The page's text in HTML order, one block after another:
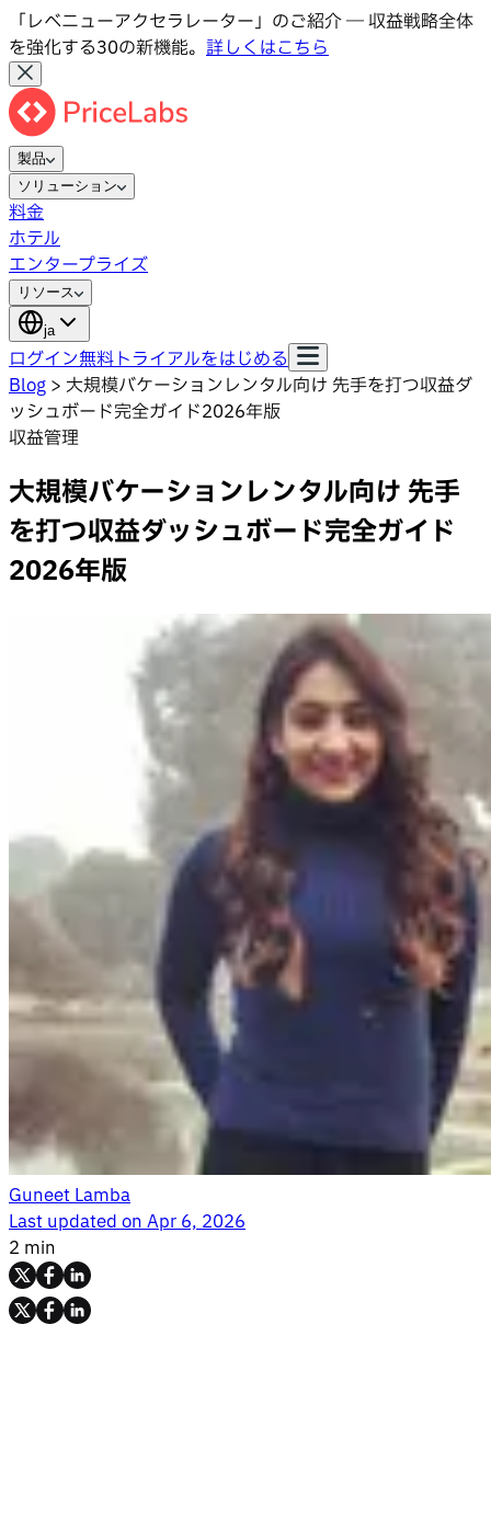
「レベニューアクセラレーター」のご紹介 ― 収益戦略全体
を強化する30の新機能。 詳しくはこちら
製品
ソリューション
料金
ホテル
エンタープライズ
リソース
ja
ログイン無料トライアルをはじめる
Blog > 大規模バケーションレンタル向け 先手を打つ収益ダ
ッシュボード完全ガイド2026年版
収益管理
大規模バケーションレンタル向け 先手
を打つ収益ダッシュボード完全ガイド
2026年版
Guneet Lamba
Last updated onApr 6, 2026
2 min